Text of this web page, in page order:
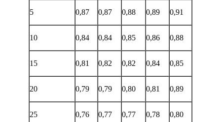
5 0,87 0,87 0,88 0,89 0,91
10 0,84 0,84 0,85 0,86 0,88
15 0,81 0,82 0,82 0,84 0,85
20 0,79 0,79 0,80 0,81 0,89
25 0,76 0,77 0,77 0,78 0,80